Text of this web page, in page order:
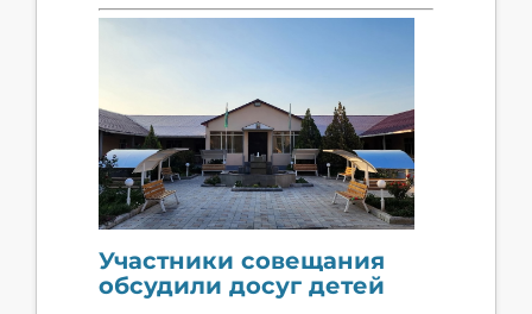
Участники совещания
обсудили досуг детей